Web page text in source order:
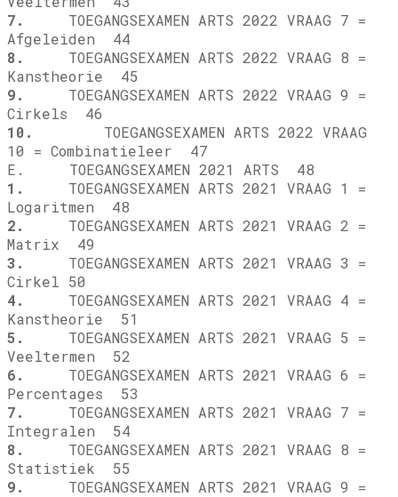
7.
TOEGANGSEXAMEN ARTS 2022 VRAAG 7 =
Afgeleiden 44
8.
TOEGANGSEXAMEN ARTS 2022 VRAAG 8 =
Kanstheorie 45
9.
TOEGANGSEXAMEN ARTS 2022 VRAAG 9 =
Cirkels 46
10.
TOEGANGSEXAMEN ARTS 2022 VRAAG
10 = Combinatieleer 47
E. TOEGANGSEXAMEN 2021 ARTS 48
1.
TOEGANGSEXAMEN ARTS 2021 VRAAG 1 =
Logaritmen 48
2.
TOEGANGSEXAMEN ARTS 2021 VRAAG 2 =
Matrix 49
3.
TOEGANGSEXAMEN ARTS 2021 VRAAG 3 =
Cirkel 50
4.
TOEGANGSEXAMEN ARTS 2021 VRAAG 4 =
Kanstheorie 51
5.
TOEGANGSEXAMEN ARTS 2021 VRAAG 5 =
Veeltermen 52
6.
TOEGANGSEXAMEN ARTS 2021 VRAAG 6 =
Percentages 53
7.
TOEGANGSEXAMEN ARTS 2021 VRAAG 7 =
Integralen 54
8.
TOEGANGSEXAMEN ARTS 2021 VRAAG 8 =
Statistiek 55
9.
TOEGANGSEXAMEN ARTS 2021 VRAAG 9 =